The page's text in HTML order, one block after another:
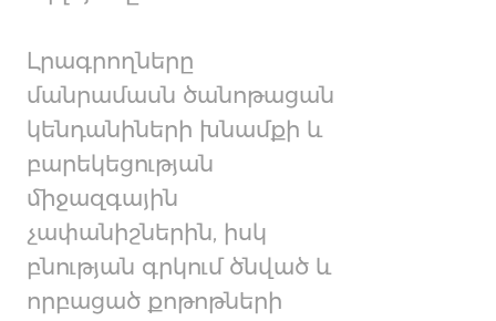
Լրագրողները
մանրամասն ծանոթացան
կենդանիների խնամքի և
բարեկեցության
միջազգային
չափանիշներին, իսկ
բնության գրկում ծնված և
որբացած քոթոթների